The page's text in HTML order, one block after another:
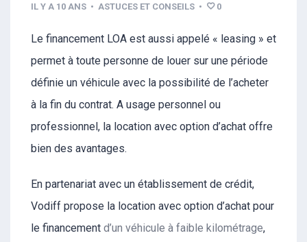
IL Y A 10 ANS • ASTUCES ET CONSEILS • 0
Le financement LOA est aussi appelé « leasing » et
permet à toute personne de louer sur une période
définie un véhicule avec la possibilité de l’acheter
à la fin du contrat. A usage personnel ou
professionnel, la location avec option d’achat offre
bien des avantages.
En partenariat avec un établissement de crédit,
Vodiff propose la location avec option d’achat pour
le financement d’un véhicule à faible kilométrage,